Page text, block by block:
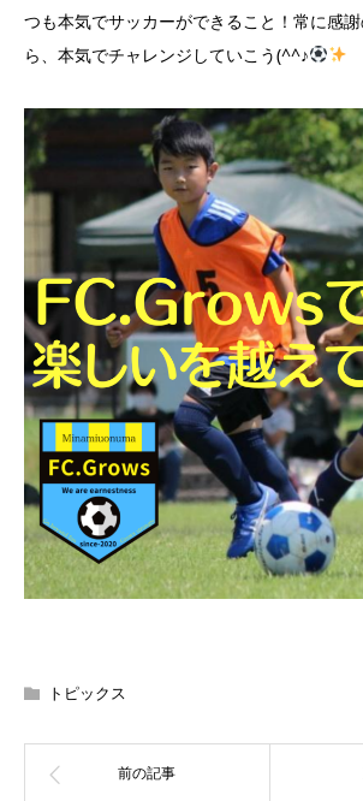
つも本気でサッカーができること！常に感
ら、本気でチャレンジしていこう(^^♪
トピックス